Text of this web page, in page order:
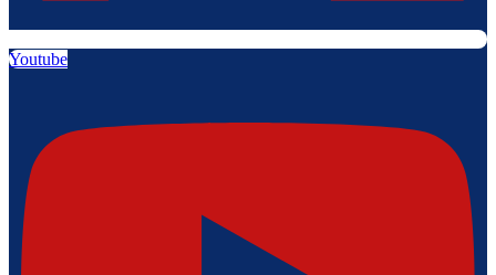
Youtube